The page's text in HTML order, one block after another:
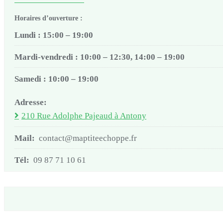
Horaires d’ouverture :
Lundi : 15:00 – 19:00
Mardi-vendredi : 10:00 – 12:30, 14:00 – 19:00
Samedi : 10:00 – 19:00
Adresse:
210 Rue Adolphe Pajeaud à Antony
Mail: contact@maptiteechoppe.fr
Tél: 09 87 71 10 61